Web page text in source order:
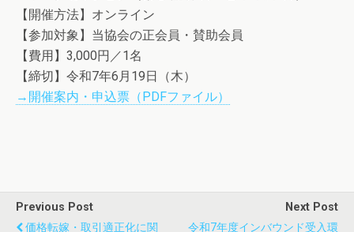
【開催方法】オンライン
【参加対象】当協会の正会員・賛助会員
【費用】3,000円／1名
【締切】令和7年6月19日（木）
→開催案内・申込票（PDFファイル）
Previous Post
価格転嫁・取引適正化に関
Next Post
令和7年度インバウンド受入環